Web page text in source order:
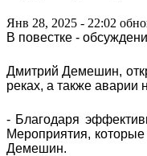
Янв 28, 2025 - 22:02
В повестке -
Дмитрий Демешин,
реках, а также аварии
- Благодаря
Мероприятия,
Демешин.